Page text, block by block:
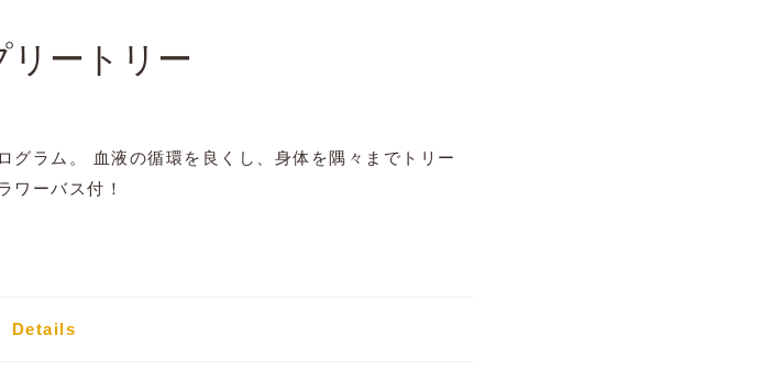
リートリー
グラム。 血液の循環を良くし、身体を隅々までトリー
ワーバス付！
Details